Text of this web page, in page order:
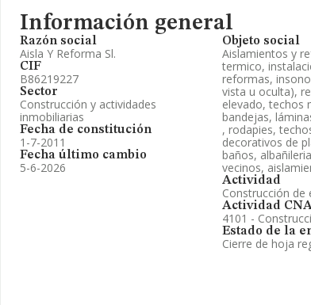
Información general
Razón social
Aisla Y Reforma Sl.
CIF
B86219227
Sector
Construcción y actividades
inmobiliarias
Fecha de constitución
1-7-2011
Fecha último cambio
5-6-2026
Objeto social
Aislamientos y
termico,
reformas,
vista u oculta),
elevado, techos
bandejas,
, rodapies,
decorativos de
baños,
vecinos,
Actividad
Construcción de
Actividad
4101 -
Estado de la
Cierre de hoja